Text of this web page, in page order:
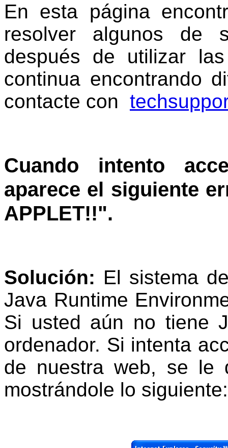
En esta página
resolver algunos de
después de utilizar
continua encontrando
contacte con
Cuando intento
aparece el siguiente
APPLET!!".
Solución: El sistema
Java Runtime
Si usted aún no tiene
ordenador. Si intenta
de nuestra web, se le
mostrándole lo siguiente: